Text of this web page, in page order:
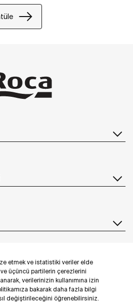
etmek ve istatistiki veriler elde
üçüncü partilerin çerezlerini
verilerinizin kullanımına izin
bakarak daha fazla bilgi
değiştirileceğini öğrenebilirsiniz.
takip edin